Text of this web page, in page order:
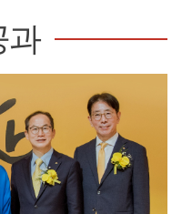
과